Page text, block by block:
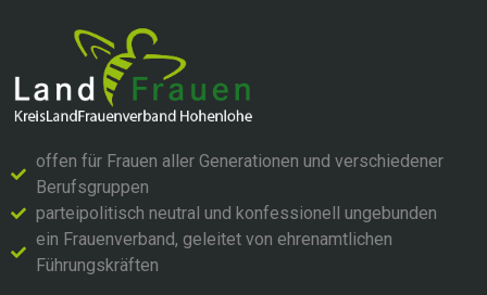
offen für Frauen aller Generationen und verschiedener
Berufsgruppen
parteipolitisch neutral und konfessionell ungebunden
ein Frauenverband, geleitet von ehrenamtlichen
Führungskräften